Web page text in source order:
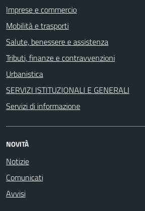
Imprese e commercio
Mobilità e trasporti
Salute, benessere e assistenza
Tributi, finanze e contravvenzioni
Urbanistica
SERVIZI ISTITUZIONALI E GENERALI
Servizi di informazione
NOVITÀ
Notizie
Comunicati
Avvisi